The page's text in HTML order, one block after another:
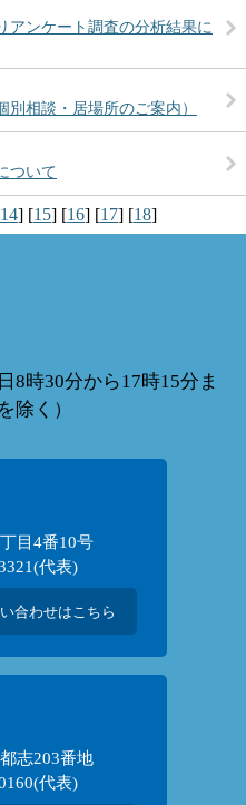
アンケート調査の分析結果に
相談・居場所のご案内）
ついて
14] [15] [16] [17] [18]
8時30分から17時15分ま
除く）
目4番10号
代表)
合わせはこちら
志203番地
代表)